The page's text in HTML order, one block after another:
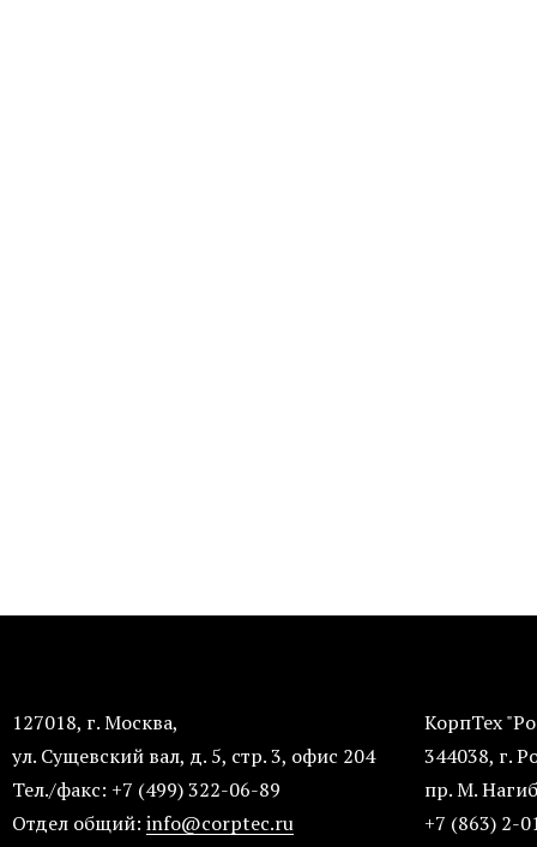
127018, г. Москва,
ул. Сущевский вал, д. 5, стр. 3, офис 204
Тел./факс: +7 (499) 322-06-89
Отдел общий: info@corptec.ru
пр. М.
+7 (863)